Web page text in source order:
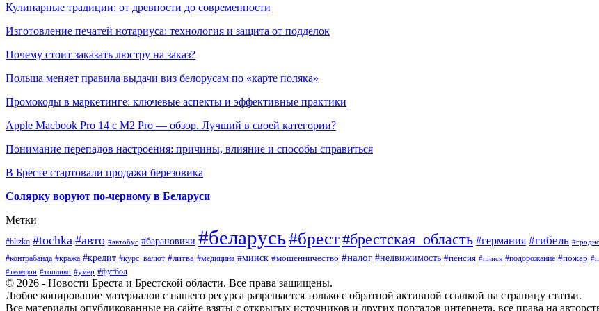
Кулинарные традиции: от древности до современности
Изготовление печатей нотариуса: технология и защита от подделок
Почему стоит заказать люстру на заказ?
Польша меняет правила выдачи виз белорусам по «карте поляка»
Промокоды в маркетинге: ключевые аспекты и эффективные практики
Apple Macbook Pro 14 с M2 Pro — обзор. Лучший в своей категории?
Понимание перепадов настроения: причины, влияние и способы справиться
В Бресте стартовали продажи березовика
Солярку воруют по-черному в Беларуси
Метки
#blizko #tochka #авто #автобус #барановичи #беларусь#брест#брестская_область #германия #гибель #гродно
#контрабанда #кража #кредит #курс_валют #литва #медицина #минск #мошенничество #налог #недвижимость #пенсия #пинск #подорожание #пожар
#телефон #топливо #умер #футбол
© 2026 - Новости Бреста и Брестской области. Все права защищены.
Любое копирование материалов с нашего ресурса разрешается только с обратной активной ссылкой на страницу статьи.
Все материалы опубликованные на сайте взяты с открытых источников и других порталов интернета, все права на